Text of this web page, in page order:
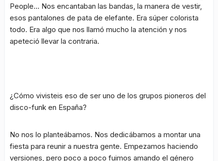
People… Nos encantaban las bandas, la manera de vestir,
esos pantalones de pata de elefante. Era súper colorista
todo. Era algo que nos llamó mucho la atención y nos
apeteció llevar la contraria.
¿Cómo vivisteis eso de ser uno de los grupos pioneros del
disco-funk en España?
No nos lo planteábamos. Nos dedicábamos a montar una
fiesta para reunir a nuestra gente. Empezamos haciendo
versiones, pero poco a poco fuimos amando el género